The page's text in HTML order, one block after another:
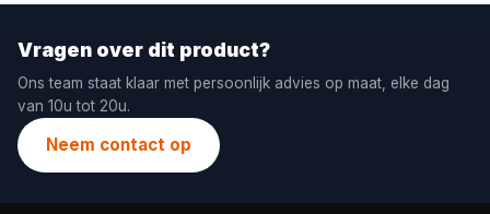
Vragen over dit product?
Ons team staat klaar met persoonlijk advies op maat, elke dag
van 10u tot 20u.
Neem contact op